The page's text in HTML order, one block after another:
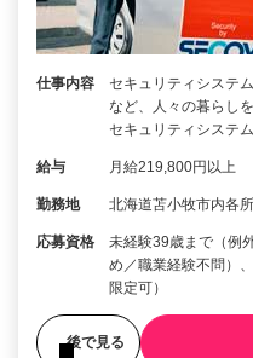
仕事内容
セキュリティシステ
など、人々の暮らし
セキュリティシステ
給与 月給219,800円以上
勤務地 北海道苫小牧市内各所
応募資格
未経験39歳まで（例
め／職業経験不問）
限定可）
後で見る